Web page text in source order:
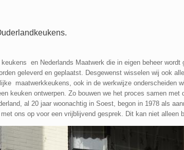
en Nederlands Maatwerk die in eigen beheer wordt
geleverd en geplaatst. Desgewenst wisselen wij ook
maatwerkkeukens, ook in de werkwijze onderscheiden
keuken ontwerpen. Zo bouwen we het proces samen met
al 20 jaar woonachtig in Soest, begon in 1978 als
ons op voor een vrijblijvend gesprek. Dit kan niet alleen